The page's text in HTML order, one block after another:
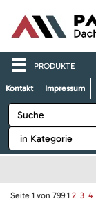
PRODUKTE
Kontakt Impressum
Seite 1 von 799 1 2 3 4